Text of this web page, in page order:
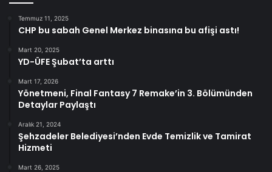
Temmuz 11, 2025
CHP bu sabah Genel Merkez binasına bu afişi astı!
Mart 20, 2025
YD-ÜFE Şubat’ta arttı
Mart 17, 2026
Yönetmeni, Final Fantasy 7 Remake’in 3. Bölümünden
Detaylar Paylaştı
Aralık 21, 2024
Şehzadeler Belediyesi’nden Evde Temizlik ve Tamirat
Hizmeti
Mart 26, 2025